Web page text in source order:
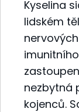
Kyselina
lidském
nezbytná
kojenců.